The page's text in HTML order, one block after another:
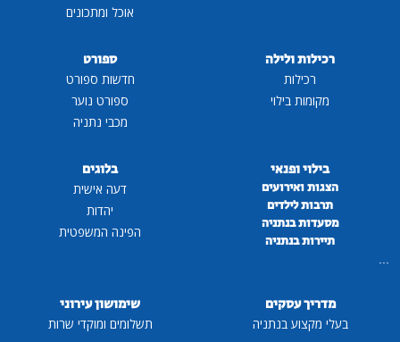
אוכל ומתכונים
רכילות ולילה
רכילות
מקומות בילוי
ספורט
חדשות ספורט
ספורט נוער
מכבי נתניה
בילוי ופנאי
הצגות ואירועים
תרבות לילדים
מסעדות בנתניה
תיירות בנתניה
...
בלוגים
דעה אישית
יהדות
הפינה המשפטית
מדריך עסקים
בעלי מקצוע בנתניה
שימושון עירוני
תשלומים ומוקדי שרות